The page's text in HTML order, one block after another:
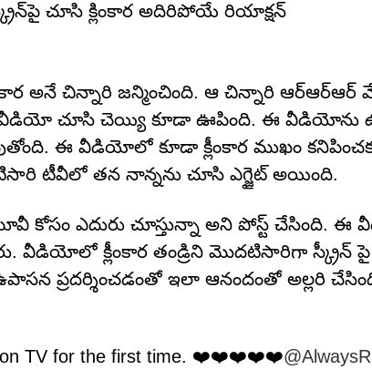
చూసి క్లింకార అదిరిపోయే రియాక్ష‌న్
అనే చిన్నారి జ‌న్మించింది. ఆ చిన్నారి
వీడియో చూసి చెయ్యి కూడా ఊపింది. ఈ వీడియోను
ఈ వీడియోలో కూడా క్లీంకార ముఖం
టీవీలో తన నాన్నను చూసి ఎగ్జైట్‌ అయింది.
కోసం ఎదురు చూస్తున్నా అని పోస్ట్‌ చేసింది. ఈ
వీడియోలో క్లీంకార తండ్రిని మొదటిసారిగా స్క్రీన్ పై
ప్రదర్శించడంతో ఇలా ఆనందంతో అల్లరి
on TV for the first time. ❤️❤️❤️❤️❤️